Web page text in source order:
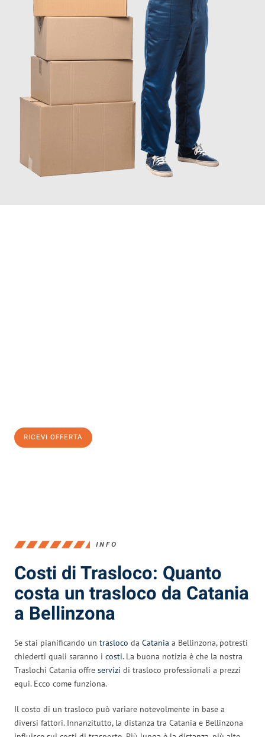
RICEVI OFFERTA
INFO
Costi di Trasloco: Quanto
costa un trasloco da Catania
a Bellinzona
Se stai pianificando un trasloco da Catania a Bellinzona, potresti
chiederti quali saranno i costi. La buona notizia è che la nostra
Traslochi Catania offre servizi di trasloco professionali a prezzi
equi. Ecco come funziona.
Il costo di un trasloco può variare notevolmente in base a
diversi fattori. Innanzitutto, la distanza tra Catania e Bellinzona